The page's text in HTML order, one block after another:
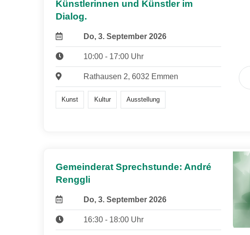
Künstlerinnen und Künstler im
Dialog.
Do, 3. September 2026
10:00 - 17:00 Uhr
Rathausen 2, 6032 Emmen
Kunst Kultur Ausstellung
Gemeinderat Sprechstunde: André
Renggli
Do, 3. September 2026
16:30 - 18:00 Uhr